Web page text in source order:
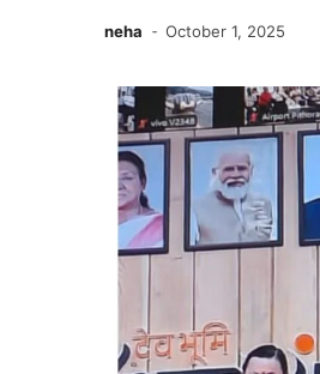
neha October 1, 2025